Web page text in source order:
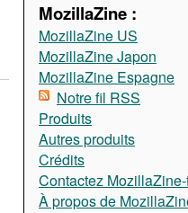
MozillaZine :
MozillaZine US
MozillaZine Japon
MozillaZine Espagne
Notre fil RSS
Produits
Autres produits
Crédits
Contactez
À propos de